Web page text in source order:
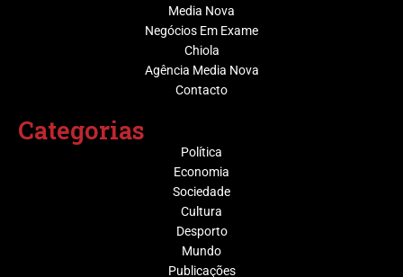
Media Nova
Negócios Em Exame
Chiola
Agência Media Nova
Contacto
Categorias
Política
Economia
Sociedade
Cultura
Desporto
Mundo
Publicações